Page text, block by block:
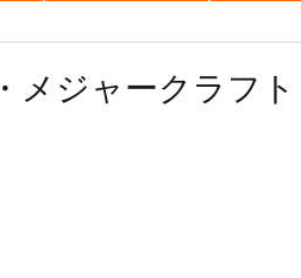
メジャークラフ